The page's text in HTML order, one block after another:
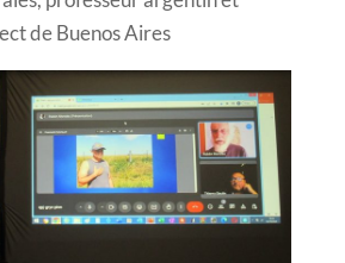
de Buenos Aires